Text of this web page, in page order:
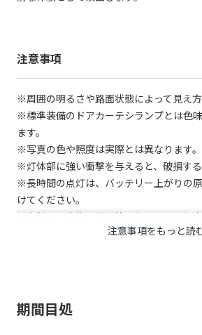
注意事項
※周囲の明るさや路面状態によって見え方
※標準装備のドアカーテシランプとは色
ます。
※写真の色や照度は実際とは異なります。
※灯体部に強い衝撃を与えると、破損する
※長時間の点灯は、バッテリー上がりの
けてください。
※本製品の交換、修理等は必ずトヨタ販
注意事項をもっと読
期間目処